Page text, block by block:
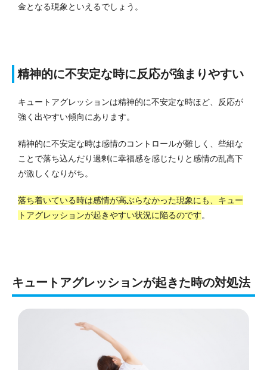
金となる現象といえるでしょう。
精神的に不安定な時に反応が強まりやすい
キュートアグレッションは精神的に不安定な時ほど、反応が
強く出やすい傾向にあります。
精神的に不安定な時は感情のコントロールが難しく、些細な
ことで落ち込んだり過剰に幸福感を感じたりと感情の乱高下
が激しくなりがち。
落ち着いている時は感情が高ぶらなかった現象にも、キュー
トアグレッションが起きやすい状況に陥るのです。
キュートアグレッションが起きた時の対処法